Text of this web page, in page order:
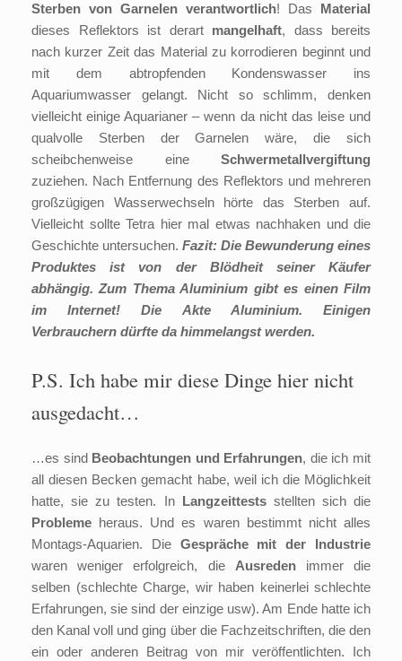
Sterben von Garnelen verantwortlich! Das Material
dieses Reflektors ist derart mangelhaft, dass bereits
nach kurzer Zeit das Material zu korrodieren beginnt und
mit dem abtropfenden Kondenswasser ins
Aquariumwasser gelangt. Nicht so schlimm, denken
vielleicht einige Aquarianer – wenn da nicht das leise und
qualvolle Sterben der Garnelen wäre, die sich
scheibchenweise eine Schwermetallvergiftung
zuziehen. Nach Entfernung des Reflektors und mehreren
großzügigen Wasserwechseln hörte das Sterben auf.
Vielleicht sollte Tetra hier mal etwas nachhaken und die
Geschichte untersuchen. Fazit: Die Bewunderung eines
Produktes ist von der Blödheit seiner Käufer
abhängig. Zum Thema Aluminium gibt es einen Film
im Internet! Die Akte Aluminium. Einigen
Verbrauchern dürfte da himmelangst werden.
P.S. Ich habe mir diese Dinge hier nicht
ausgedacht…
…es sind Beobachtungen und Erfahrungen, die ich mit
all diesen Becken gemacht habe, weil ich die Möglichkeit
hatte, sie zu testen. In Langzeittestsstellten sich die
Probleme heraus. Und es waren bestimmt nicht alles
Montags-Aquarien. Die Gespräche mit der Industrie
waren weniger erfolgreich, die Ausredenimmer die
selben (schlechte Charge, wir haben keinerlei schlechte
Erfahrungen, sie sind der einzige usw). Am Ende hatte ich
den Kanal voll und ging über die Fachzeitschriften, die den
ein oder anderen Beitrag von mir veröffentlichten. Ich